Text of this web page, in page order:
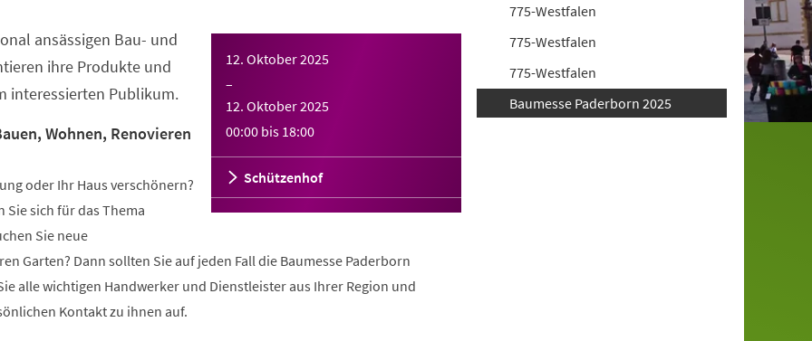
12. Oktober 2025
–
12. Oktober 2025
00:00 bis 18:00
Schützenhof
ansässigen Bau- und
ihre Produkte und
interessierten Publikum.
Wohnen, Renovieren
oder Ihr Haus verschönern?
Sie sich für das Thema
Sie neue
Garten? Dann sollten Sie auf jeden Fall die Baumesse Paderborn
alle wichtigen Handwerker und Dienstleister aus Ihrer Region und
Kontakt zu ihnen auf.
775-Westfalen
775-Westfalen
775-Westfalen
Baumesse Paderborn 2025